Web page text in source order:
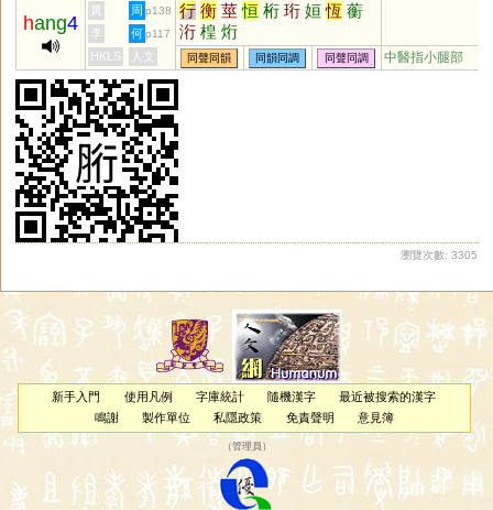
hang4
黃 周 p138 行 衡 莖 恒 桁 珩 姮 恆 蘅
洐 楻 烆
李 何 p117
HKLS 人文 同聲同韻 同韻同調 同聲同調 中醫指小腿部
瀏覽次數: 3305
新手入門 使用凡例 字庫統計 隨機漢字
最近被搜索的漢字
鳴謝
製作單位 私隱政策 免責聲明 意見簿
（管理員 ）